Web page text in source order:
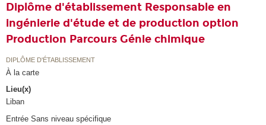
Diplôme d'établissement Responsable en
ingénierie d'étude et de production option
Production Parcours Génie chimique
DIPLÔME D'ÉTABLISSEMENT
À la carte
Lieu(x)
Liban
Entrée Sans niveau spécifique